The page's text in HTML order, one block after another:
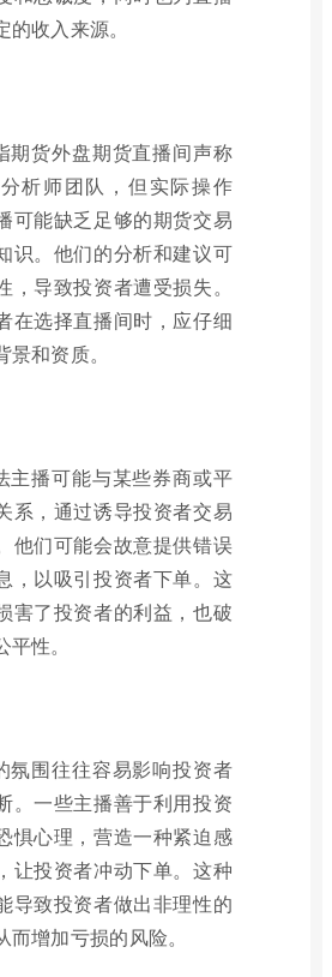
收入来源。
期货外盘期货直播间声称
析师团队，但实际操作
可能缺乏足够的期货交易
识。他们的分析和建议可
，导致投资者遭受损失。
在选择直播间时，应仔细
和资质。
主播可能与某些券商或平
系，通过诱导投资者交易
他们可能会故意提供错误
，以吸引投资者下单。这
害了投资者的利益，也破
性。
氛围往往容易影响投资者
。一些主播善于利用投资
惧心理，营造一种紧迫感
让投资者冲动下单。这种
导致投资者做出非理性的
增加亏损的风险。